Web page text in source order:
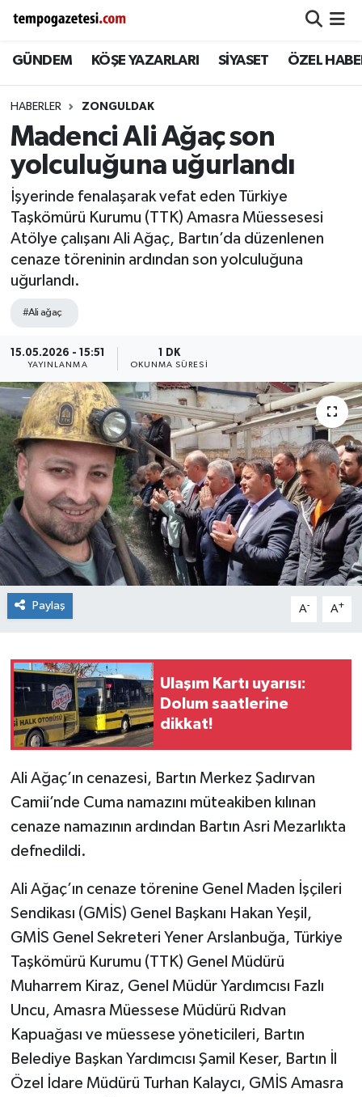
GÜNDEM KÖŞE YAZARLARI SİYASET ÖZEL
HABERLER ZONGULDAK
Madenci Ali Ağaç son
yolculuğuna uğurlandı
İşyerinde fenalaşarak vefat eden Türkiye
Taşkömürü Kurumu (TTK) Amasra Müessesesi
Atölye çalışanı Ali Ağaç, Bartın’da düzenlenen
cenaze töreninin ardından son yolculuğuna
uğurlandı.
#Ali ağaç
15.05.2026 - 15:51
YAYINLANMA
1 DK
OKUNMA SÜRESI
Paylaş A- A+
Ulaşım Kartı uyarısı:
Dolum saatlerine
dikkat!
Ali Ağaç’ın cenazesi, Bartın Merkez Şadırvan
Camii’nde Cuma namazını müteakiben kılınan
cenaze namazının ardından Bartın Asri Mezarlıkta
defnedildi.
Ali Ağaç’ın cenaze törenine Genel Maden İşçileri
Sendikası (GMİS) Genel Başkanı Hakan Yeşil,
GMİS Genel Sekreteri Yener Arslanbuğa, Türkiye
Taşkömürü Kurumu (TTK) Genel Müdürü
Muharrem Kiraz, Genel Müdür Yardımcısı Fazlı
Uncu, Amasra Müessese Müdürü Rıdvan
Kapuağası ve müessese yöneticileri, Bartın
Belediye Başkan Yardımcısı Şamil Keser, Bartın İl
Özel İdare Müdürü Turhan Kalaycı, GMİS Amasra
Alaplı
Çaycuma
Devrek
Gökçebey
GÜNDEM
Kilimli
Kozlu
Siyaset
SPOR
YAŞAM
Zonguldak
Zonguldak Nöbetçi Eczaneler
Zonguldak Hava Durumu
Zonguldak Namaz Vakitleri
Süper Lig Puan Durumu ve Fikstür
Tüm Manşetler
Son Dakika Haberleri
Haber Arşivi